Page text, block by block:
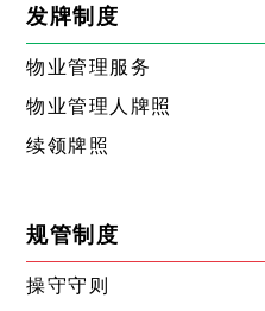
发牌制度
物业管理服务
物业管理人牌照
续领牌照
规管制度
操守守则